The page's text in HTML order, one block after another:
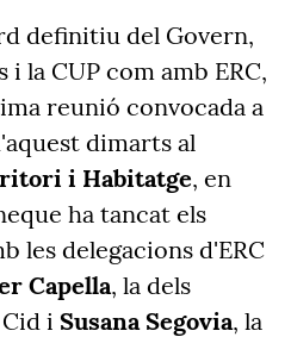
definitiu del Govern,
la CUP com amb ERC,
reunió convocada a
dimarts al
i Habitatge, en
ha tancat els
les delegacions d'ERC
Capella, la dels
i Susana Segovia, la